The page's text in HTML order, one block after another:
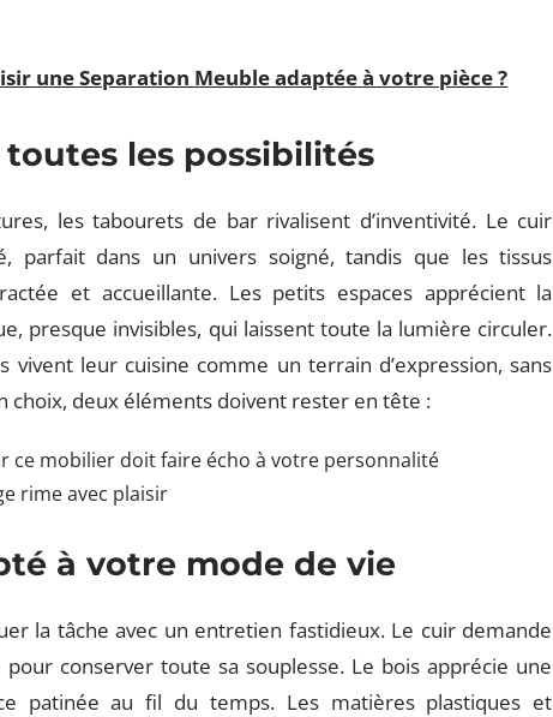
une Separation Meuble adaptée à votre pièce ?
toutes les possibilités
les tabourets de bar rivalisent d’inventivité. Le cuir
parfait dans un univers soigné, tandis que les tissus
et accueillante. Les petits espaces apprécient la
presque invisibles, qui laissent toute la lumière circuler.
vivent leur cuisine comme un terrain d’expression, sans
choix, deux éléments doivent rester en tête :
ce mobilier doit faire écho à votre personnalité
rime avec plaisir
à votre mode de vie
la tâche avec un entretien fastidieux. Le cuir demande
conserver toute sa souplesse. Le bois apprécie une
patinée au fil du temps. Les matières plastiques et